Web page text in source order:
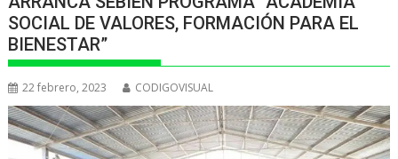
SOCIAL DE VALORES, FORMACIÓN PARA EL
BIENESTAR”
22 febrero, 2023 CODIGOVISUAL